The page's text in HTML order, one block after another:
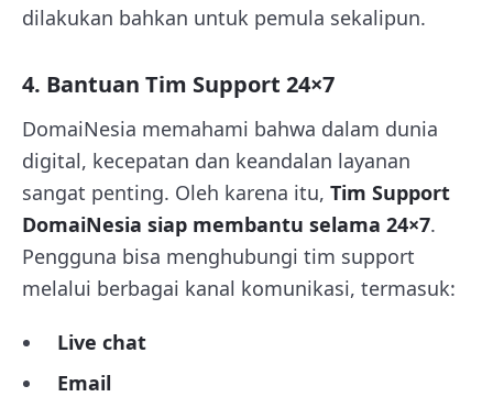
dilakukan bahkan untuk pemula sekalipun.
4. Bantuan Tim Support 24×7
DomaiNesia memahami bahwa dalam dunia
digital, kecepatan dan keandalan layanan
sangat penting. Oleh karena itu, Tim Support
DomaiNesia siap membantu selama 24×7.
Pengguna bisa menghubungi tim support
melalui berbagai kanal komunikasi, termasuk:
Live chat
Email